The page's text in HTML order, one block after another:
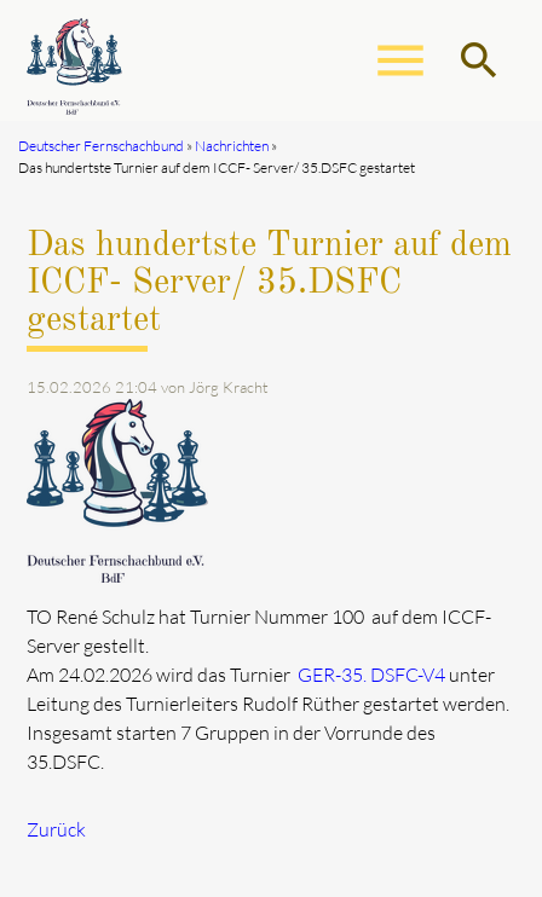
menu search
Deutscher Fernschachbund
Nachrichten
Das hundertste Turnier auf dem ICCF- Server/ 35.DSFC gestartet
Das hundertste Turnier auf dem
ICCF- Server/ 35.DSFC
gestartet
15.02.2026 21:04von Jörg Kracht
TO René Schulz hat Turnier Nummer 100 auf dem ICCF-
Server gestellt.
Am 24.02.2026 wird das Turnier GER-35. DSFC-V4 unter
Leitung des Turnierleiters Rudolf Rüther gestartet werden.
Insgesamt starten 7 Gruppen in der Vorrunde des
35.DSFC.
Zurück